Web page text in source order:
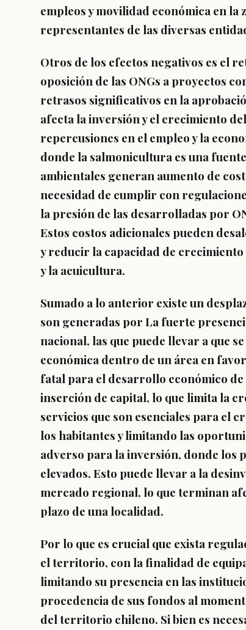
empleos y movilidad económica en la
representantes de las diversas
Otros de los efectos negativos es el
oposición de las ONGs a proyectos
retrasos significativos en la
afecta la inversión y el crecimiento
repercusiones en el empleo y la
donde la salmonicultura es una
ambientales generan aumento de
necesidad de cumplir con
la presión de las desarrolladas por
Estos costos adicionales pueden
y reducir la capacidad de crecimiento
y la acuicultura.
Sumado a lo anterior existe un
son generadas por La fuerte
nacional, las que puede llevar a que
económica dentro de un área en
fatal para el desarrollo económico
inserción de capital, lo que limita la
servicios que son esenciales para el
los habitantes y limitando las
adverso para la inversión, donde los
elevados. Esto puede llevar a la
mercado regional, lo que terminan
plazo de una localidad.
Por lo que es crucial que exista
el territorio, con la finalidad de
limitando su presencia en las
procedencia de sus fondos al
del territorio chileno. Si bien es